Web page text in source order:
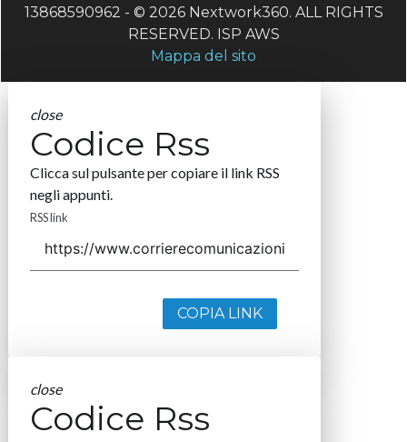
13868590962 - © 2026 Nextwork360. ALL RIGHTS
RESERVED. ISP AWS
Mappa del sito
close
Codice Rss
Clicca sul pulsante per copiare il link RSS
negli appunti.
RSS link
COPIA LINK
close
Codice Rss